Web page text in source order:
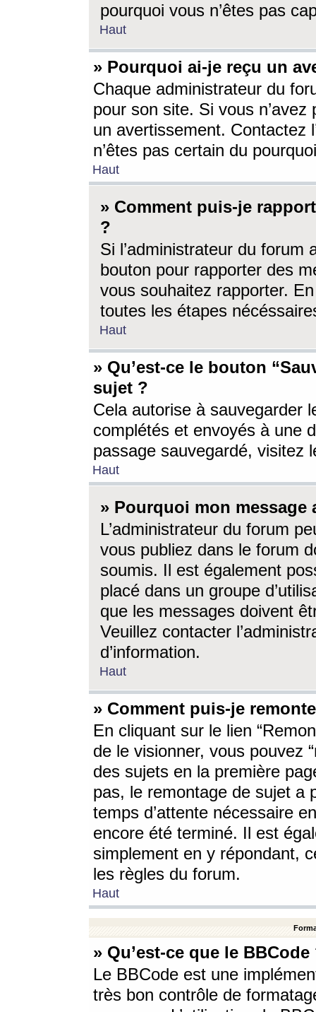
pourquoi vous n’êtes pas
Haut
» Pourquoi ai-je reçu un
Chaque administrateur du
pour son site. Si vous
un avertissement. Contactez
n’êtes pas certain du
Haut
» Comment puis-je
?
Si l’administrateur du forum
bouton pour rapporter des
vous souhaitez rapporter.
toutes les étapes
Haut
» Qu’est-ce le bouton
sujet ?
Cela autorise à sauvegarder
complétés et envoyés à une
passage sauvegardé, visitez
Haut
» Pourquoi mon message
L’administrateur du forum
vous publiez dans le forum
soumis. Il est également
placé dans un groupe
que les messages doivent
Veuillez contacter
d’information.
Haut
» Comment puis-je
En cliquant sur le lien
de le visionner, vous pouvez
des sujets en la première
pas, le remontage de sujet a
temps d’attente nécessaire
encore été terminé. Il est
simplement en y répondant,
les règles du forum.
Haut
» Qu’est-ce que le BBCode
Le BBCode est une
très bon contrôle de